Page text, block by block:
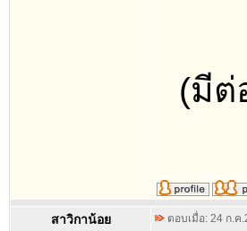
(มีต่
สาวิกาน้อย ตอบเมื่อ: 24 ก.ค